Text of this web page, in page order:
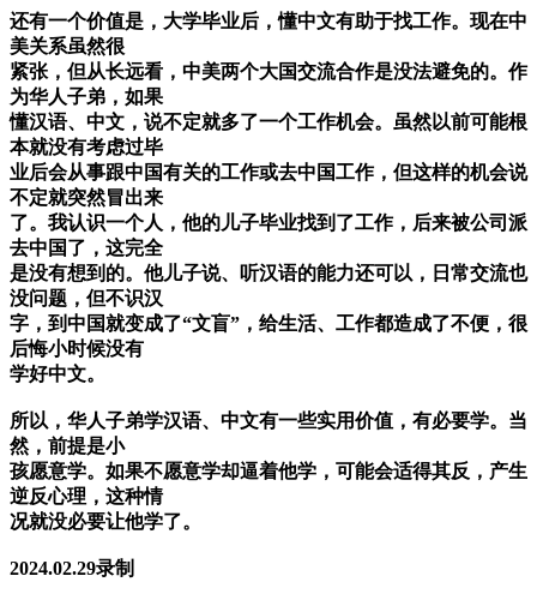
还有一个价值是，大学毕业后，懂中文有助于找工作。现在中
美关系虽然很
紧张，但从长远看，中美两个大国交流合作是没法避免的。作
为华人子弟，如果
懂汉语、中文，说不定就多了一个工作机会。虽然以前可能根
本就没有考虑过毕
业后会从事跟中国有关的工作或去中国工作，但这样的机会说
不定就突然冒出来
了。我认识一个人，他的儿子毕业找到了工作，后来被公司派
去中国了，这完全
是没有想到的。他儿子说、听汉语的能力还可以，日常交流也
没问题，但不识汉
字，到中国就变成了“文盲”，给生活、工作都造成了不便，很
后悔小时候没有
学好中文。
所以，华人子弟学汉语、中文有一些实用价值，有必要学。当
然，前提是小
孩愿意学。如果不愿意学却逼着他学，可能会适得其反，产生
逆反心理，这种情
况就没必要让他学了。
2024.02.29录制